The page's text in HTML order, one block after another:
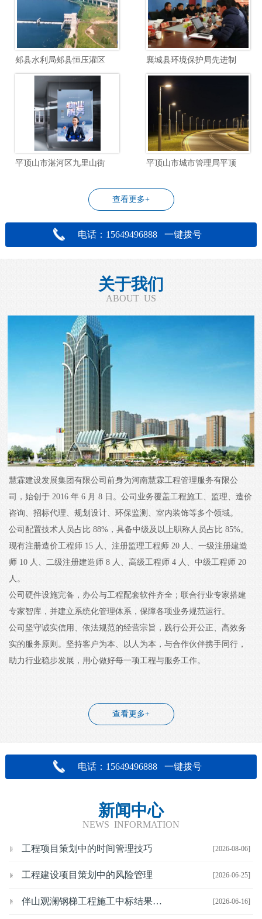
查看更多+
电话：15649496888 一键拨号
关于我们
ABOUT US
慧霖建设发展集团有限公司前身为河南慧霖工程管理服务有限公
司，始创于 2016 年 6 月 8 日。公司业务覆盖工程施工、监理、造价
咨询、招标代理、规划设计、环保监测、室内装饰等多个领域。
公司配置技术人员占比 88%，具备中级及以上职称人员占比 85%。
现有注册造价工程师 15 人、注册监理工程师 20 人、一级注册建造
师 10 人、二级注册建造师 8 人、高级工程师 4 人、中级工程师 20
人。
公司硬件设施完备，办公与工程配套软件齐全；联合行业专家搭建
专家智库，并建立系统化管理体系，保障各项业务规范运行。
公司坚守诚实信用、依法规范的经营宗旨，践行公开公正、高效务
实的服务原则。坚持客户为本、以人为本，与合作伙伴携手同行，
助力行业稳步发展，用心做好每一项工程与服务工作。
查看更多+
电话：15649496888 一键拨号
新闻中心
NEWS INFORMATION
[2026-08-06]
工程项目策划中的时间管理技巧
[2026-06-25]
工程建设项目策划中的风险管理
[2026-06-16]
伴山观澜钢梯工程施工中标结果公示